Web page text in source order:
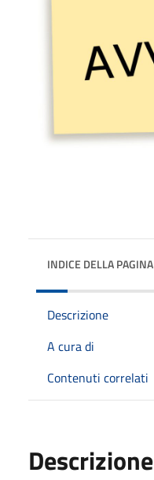
INDICE DELLA PAGINA
Descrizione
A cura di
Contenuti correlati
Descrizione